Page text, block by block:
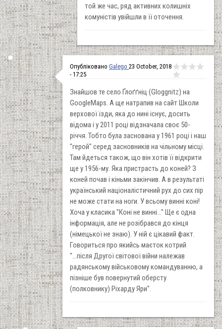
той же час, ряд активних колишніх
комуністів увійшли в її оточення.
Опубліковано Galego 23 October, 2018
- 17:25
Знайшов те село Ґлоґґніц (Gloggnitz) на
GoogleMaps. А ще натрапив на сайт Школи
верхової їзди, яка до нині існує, досить
відома і у 2011 році відзначала своє 50-
річчя. Тобто була заснована у 1961 році і наш
"герой" серед засновників на чільному місці.
Там йдеться також, що він хотів її відкрити
ще у 1956-му. Яка пристрасть до коней? З
коней почав і кіньми закінчив. А в результаті
український націоналістичний рух до сих пір
не може стати на ноги. У всьому винні коні!
Хоча у класика "Коні не винні..." Ще є одна
інформація, але не розібрався до кінця
(німецької не знаю). У ній є цікавий факт.
Говориться про якийсь маєток котрий
"...після Другої світової війни належав
радянському військовому командуванню, а
пізніше був повернутий оберсту
(полковнику) Ріхарду Яри".